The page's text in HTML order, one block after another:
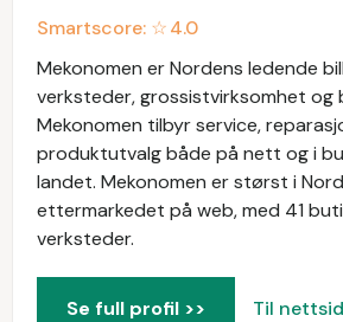
Smartscore: ☆4.0
Mekonomen er Nordens ledende
verksteder, grossistvirksomhet og
Mekonomen tilbyr service,
produktutvalg både på nett og i
landet. Mekonomen er størst i
ettermarkedet på web, med 41
verksteder.
Se full profil >> Til